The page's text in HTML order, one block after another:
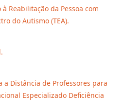
Reabilitação da Pessoa com
do Autismo (TEA).
a Distância de Professores para
Especializado Deficiência